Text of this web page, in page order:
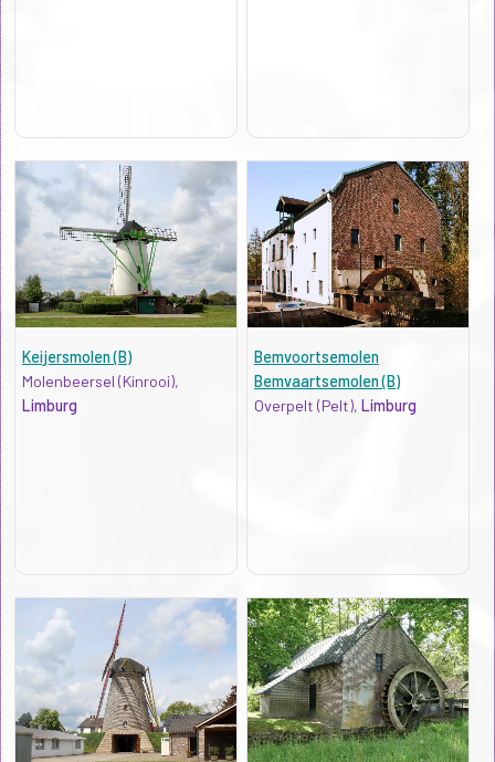
Keijersmolen (B)
Molenbeersel (Kinrooi),
Limburg
Bemvoortsemolen
Bemvaartsemolen (B)
Overpelt (Pelt),Limburg